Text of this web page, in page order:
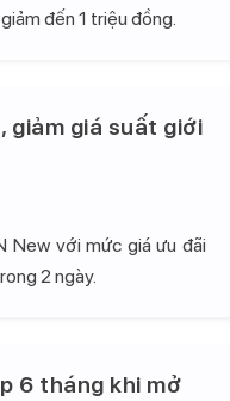
đến 1 triệu đồng.
giảm giá suất giới
New với mức giá ưu đãi
2 ngày.
6 tháng khi mở